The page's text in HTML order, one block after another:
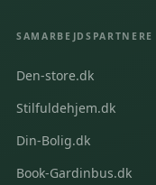
SAMARBEJDSPARTNERE
Den-store.dk
Stilfuldehjem.dk
Din-Bolig.dk
Book-Gardinbus.dk